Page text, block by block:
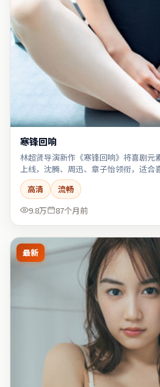
寒锋回响
林超贤导演新作《寒锋回响》将喜剧元
上线，沈腾、周迅、章子怡领衔，适合
高清
流畅
9.8万
87个月前
最新